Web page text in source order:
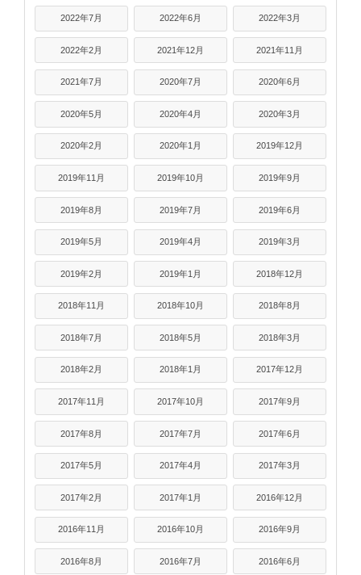
2022年7月 2022年6月 2022年3月
2022年2月 2021年12月 2021年11月
2021年7月 2020年7月 2020年6月
2020年5月 2020年4月 2020年3月
2020年2月 2020年1月 2019年12月
2019年11月 2019年10月 2019年9月
2019年8月 2019年7月 2019年6月
2019年5月 2019年4月 2019年3月
2019年2月 2019年1月 2018年12月
2018年11月 2018年10月 2018年8月
2018年7月 2018年5月 2018年3月
2018年2月 2018年1月 2017年12月
2017年11月 2017年10月 2017年9月
2017年8月 2017年7月 2017年6月
2017年5月 2017年4月 2017年3月
2017年2月 2017年1月 2016年12月
2016年11月 2016年10月 2016年9月
2016年8月 2016年7月 2016年6月